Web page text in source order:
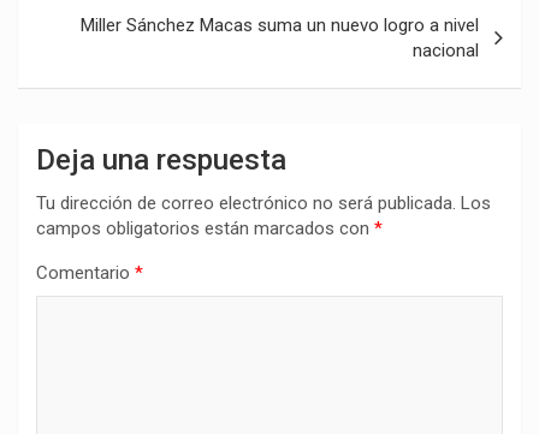
Miller Sánchez Macas suma un nuevo logro a nivel
nacional
Deja una respuesta
Tu dirección de correo electrónico no será publicada. Los
campos obligatorios están marcados con *
Comentario *